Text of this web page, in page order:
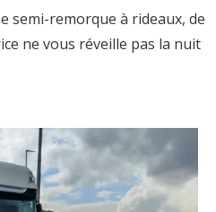
semi-remorque à rideaux, de
ne vous réveille pas la nuit